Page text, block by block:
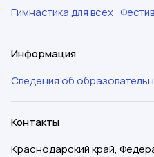
Гимнастика для всех
Информация
Сведения об
Контакты
Краснодарский край,